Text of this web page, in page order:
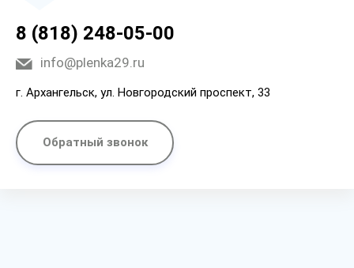
8 (818) 248-05-00
info@plenka29.ru
г. Архангельск, ул. Новгородский проспект, 33
Обратный звонок